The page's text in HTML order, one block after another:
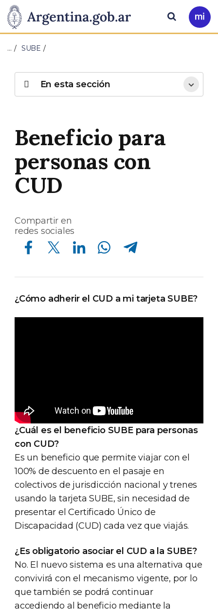
Presidencia
de
Nación
Pasar al contenido principal
Ir
a
Buscar
… SUBE
Beneficio para
personas con
CUD
Compartir en
redes sociales
Compartir en Facebook Compartir en Twitter Compartir en Linkedin Compartir en Whatsapp Compartir en Telegram
¿Cómo adherir el CUD a mi tarjeta SUBE?
¿Cuál es el beneficio SUBE para personas
con CUD?
Es un beneficio que permite viajar con el
100% de descuento en el pasaje en
colectivos de jurisdicción nacional y trenes
usando la tarjeta SUBE, sin necesidad de
presentar el Certificado Único de
Discapacidad (CUD) cada vez que viajás.
¿Es obligatorio asociar el CUD a la SUBE?
No. El nuevo sistema es una alternativa que
convivirá con el mecanismo vigente, por lo
que también se podrá continuar
accediendo al beneficio mediante la
En esta sección